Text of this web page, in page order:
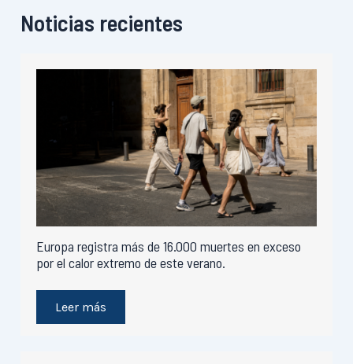
Noticias recientes
Europa registra más de 16.000 muertes en exceso
por el calor extremo de este verano.
Leer más